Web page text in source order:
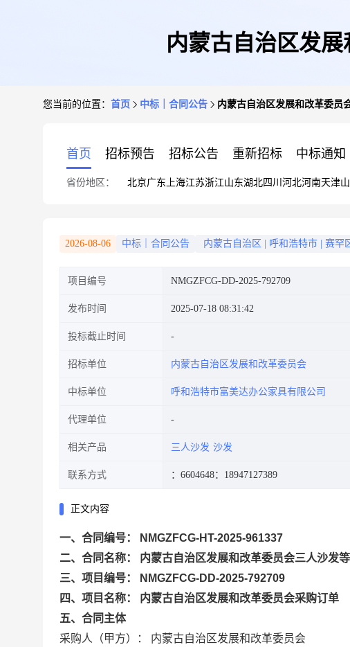
内蒙古自治区发
您当前的位置： 首页 中标｜合同公告 内蒙古自治区发展和改革委员
首页 招标预告 招标公告 重新招标 中标通知
省份地区： 北京广东 上海江苏浙江山东湖北四川 河北河南天津
2026-08-06 中标｜合同公告 内蒙古自治区 呼和浩特市 赛罕
项目编号 NMGZFCG-DD-2025-792709
发布时间 2025-07-18 08:31:42
投标截止时间
招标单位 内蒙古自治区发展和改革委员会
中标单位 呼和浩特市富美达办公家具有限公司
代理单位
相关产品 三人沙发 沙发
联系方式 ：6604648：18947127389
正文内容
一、合同编号： NMGZFCG-HT-2025-961337
二、合同名称： 内蒙古自治区发展和改革委员会三人沙发
三、项目编号： NMGZFCG-DD-2025-792709
四、项目名称： 内蒙古自治区发展和改革委员会采购订单
五、合同主体
采购人（甲方）： 内蒙古自治区发展和改革委员会